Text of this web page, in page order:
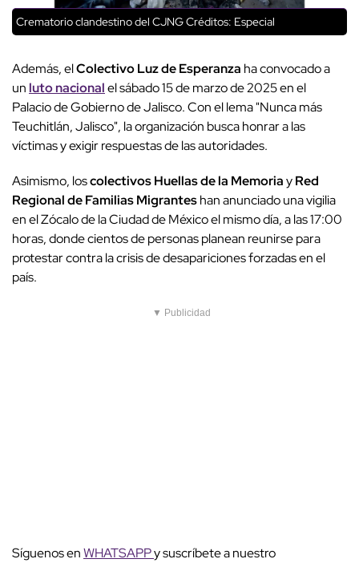
Crematorio clandestino del CJNGCréditos: Especial
Además, elColectivo Luz de Esperanza ha convocado a
un luto nacionalel sábado 15 de marzo de 2025 en el
Palacio de Gobierno de Jalisco. Con el lema "Nunca más
Teuchitlán, Jalisco", la organización busca honrar a las
víctimas y exigir respuestas de las autoridades.
Asimismo, loscolectivos Huellas de la MemoriayRed
Regional de Familias Migranteshan anunciado una vigilia
en el Zócalo de la Ciudad de México el mismo día, a las 17:00
horas, donde cientos de personas planean reunirse para
protestar contra la crisis de desapariciones forzadas en el
país.
▼ Publicidad
Síguenos enWHATSAPPy suscríbete a nuestro